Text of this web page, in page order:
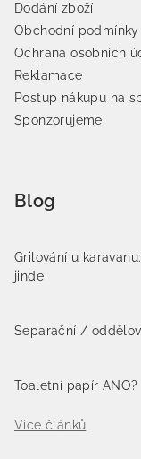
Dodání zboží
Obchodní podmínky
Ochrana osobních
Reklamace
Postup nákupu na
Sponzorujeme
Blog
Grilování u
jinde
Separační /
Toaletní papír ANO?
Více článků